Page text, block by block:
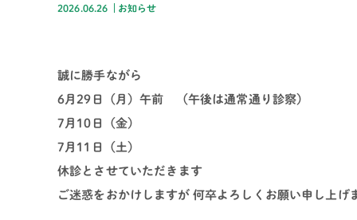
2026.06.26 お知らせ
誠に勝手ながら
6月29日（月）午前 （午後は通常通り診察）
7月10日（金）
7月11日（土）
休診とさせていただきます
ご迷惑をおかけしますが 何卒よろしくお願い申し上げ